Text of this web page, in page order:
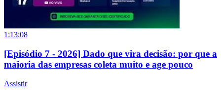
1:13:08
[Episódio 7 - 2026] Dado que vira decisão: por que a
maioria das empresas coleta muito e age pouco
Assistir